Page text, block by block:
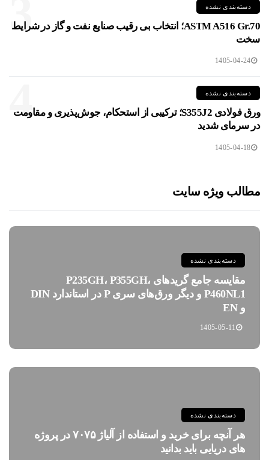
3 دسته‌بندی نشده
ASTM A516 Gr.70؛ انتخاب بی رقیب صنایع نفت و گاز در شرایط
سخت
1405-04-24
4 دسته‌بندی نشده
ورق فولادی S355J2؛ ترکیبی از استحکام، جوش‌پذیری و مقاومت
در سرمای شدید
1405-04-18
مطالب ویژه سایت
دسته‌بندی نشده
مقایسه جامع گریدهای P235GH، P355GH،
P460NL1 و دیگر ورق‌های سری P در استاندارد DIN
و EN
1405-05-11
دسته‌بندی نشده
هر آنچه برای خرید و استفاده از آلیاژ ۷۰۷۵ در پروژه
های دریایی باید بدانید